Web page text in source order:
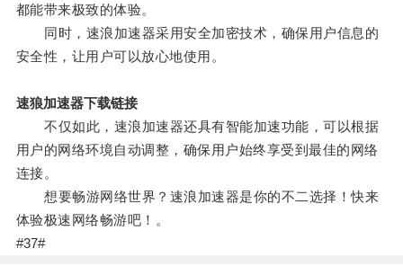
都能带来极致的体验。
同时，速浪加速器采用安全加密技术，确保用户信息的
安全性，让用户可以放心地使用。
速狼加速器下载链接
不仅如此，速浪加速器还具有智能加速功能，可以根据
用户的网络环境自动调整，确保用户始终享受到最佳的网络
连接。
想要畅游网络世界？速浪加速器是你的不二选择！快来
体验极速网络畅游吧！。
#37#